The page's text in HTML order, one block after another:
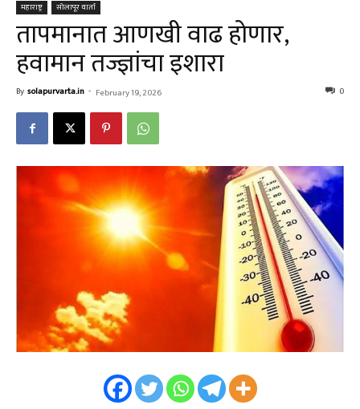
महाराष्ट्र सोलापूर वार्ता
तापमानात आणखी वाढ होणार,
हवामान तज्ज्ञांचा इशारा
By solapurvarta.in - February 19, 2026 0